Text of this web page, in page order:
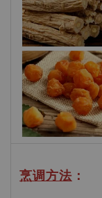
烹调方法 ：